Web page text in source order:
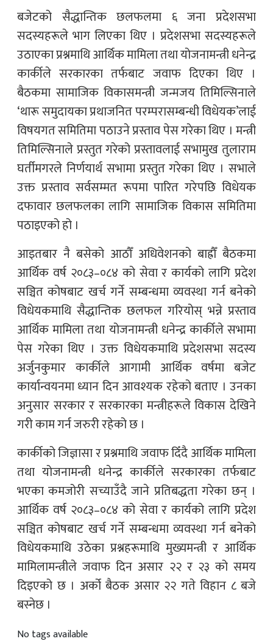
बजेटको सैद्धान्तिक छलफलमा ६ जना प्रदेशसभा
सदस्यहरूले भाग लिएका थिए । प्रदेशसभा सदस्यहरूले
उठाएका प्रश्नमाथि आर्थिक मामिला तथा योजनामन्त्री धनेन्द्र
कार्कीले सरकारका तर्फबाट जवाफ दिएका थिए ।
बैठकमा सामाजिक विकासमन्त्री जन्मजय तिमिल्सिनाले
‘थारू समुदायका प्रथाजनित परम्परासम्बन्धी विधेयक’लाई
विषयगत समितिमा पठाउने प्रस्ताव पेस गरेका थिए । मन्त्री
तिमिल्सिनाले प्रस्तुत गरेको प्रस्तावलाई सभामुख तुलाराम
घर्तीमगरले निर्णयार्थ सभामा प्रस्तुत गरेका थिए । सभाले
उक्त प्रस्ताव सर्वसम्मत रूपमा पारित गरेपछि विधेयक
दफावार छलफलका लागि सामाजिक विकास समितिमा
पठाइएको हो ।
आइतबार नै बसेको आठौँ अधिवेशनको बाह्रौँ बैठकमा
आर्थिक वर्ष २०८३–०८४ को सेवा र कार्यको लागि प्रदेश
सञ्चित कोषबाट खर्च गर्ने सम्बन्धमा व्यवस्था गर्न बनेको
विधेयकमाथि सैद्धान्तिक छलफल गरियोस् भन्ने प्रस्ताव
आर्थिक मामिला तथा योजनामन्त्री धनेन्द्र कार्कीले सभामा
पेस गरेका थिए । उक्त विधेयकमाथि प्रदेशसभा सदस्य
अर्जुनकुमार कार्कीले आगामी आर्थिक वर्षमा बजेट
कार्यान्वयनमा ध्यान दिन आवश्यक रहेको बताए । उनका
अनुसार सरकार र सरकारका मन्त्रीहरूले विकास देखिने
गरी काम गर्न जरुरी रहेको छ ।
कार्कीको जिज्ञासा र प्रश्नमाथि जवाफ दिँदै आर्थिक मामिला
तथा योजनामन्त्री धनेन्द्र कार्कीले सरकारका तर्फबाट
भएका कमजोरी सच्याउँदै जाने प्रतिबद्धता गरेका छन् ।
आर्थिक वर्ष २०८३–०८४ को सेवा र कार्यको लागि प्रदेश
सञ्चित कोषबाट खर्च गर्ने सम्बन्धमा व्यवस्था गर्न बनेको
विधेयकमाथि उठेका प्रश्नहरूमाथि मुख्यमन्त्री र आर्थिक
मामिलामन्त्रीले जवाफ दिन असार २२ र २३ को समय
दिइएको छ । अर्को बैठक असार २२ गते विहान ८ बजे
बस्नेछ ।
No tags available